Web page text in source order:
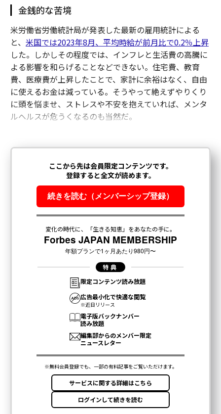
金銭的な苦境
米労働省労働統計局が発表した最新の雇用統計による
と、 米国では2023年8月、平均時給が前月比で0.2％上昇
した。しかしその程度では、インフレと生活費の高騰に
よる影響を和らげることなどできない。住宅費、教育
費、医療費が上昇したことで、家計に余裕はなく、自由
に使えるお金は減っている。そうやって絶えずやりくり
に頭を悩ませ、ストレスや不安を抱えていれば、メンタ
ルヘルスが危うくなるのも当然だ。